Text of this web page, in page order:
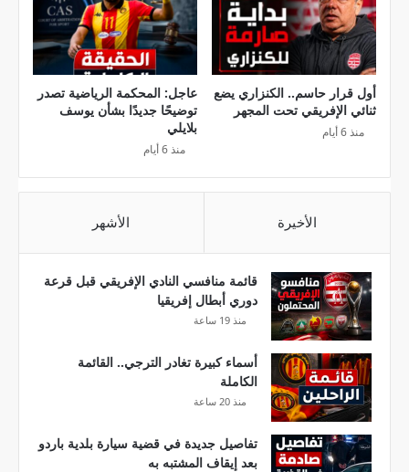
ي
ت
و
ن
س
و
ن
ا
ق
ة
ل
ص
ي
ف
يأول قرار حاسم.. الكنزاري يضع
ثنائي الإفريقي تحت المجهر
منذ 6 أيام
عاجل: المحكمة الرياضية تصدر
توضيحًا جديدًا بشأن يوسف
بلايلي
منذ 6 أيام
الأخيرة الأشهر
قائمة منافسي النادي الإفريقي قبل قرعة
دوري أبطال إفريقيا
منذ 19 ساعة
أسماء كبيرة تغادر الترجي.. القائمة
الكاملة
منذ 20 ساعة
تفاصيل جديدة في قضية سيارة بلدية باردو
بعد إيقاف المشتبه به